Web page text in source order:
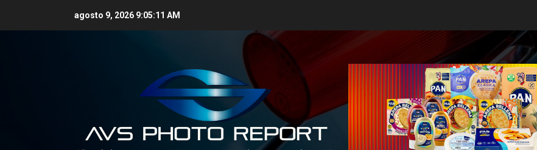
agosto 9, 2026 9:05:13 AM